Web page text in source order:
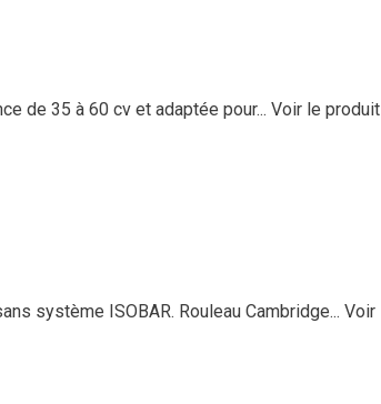
de 35 à 60 cv et adaptée pour... Voir le produit
système ISOBAR. Rouleau Cambridge... Voir